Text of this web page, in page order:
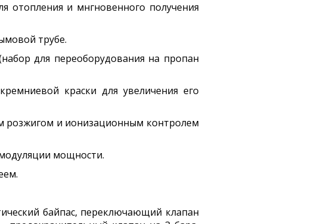
отопления и мнгновенного получения
трубе.
для переоборудования на пропан
краски для увеличения его
розжигом и ионизационным контролем
мощности.
байпас, переключающий клапан